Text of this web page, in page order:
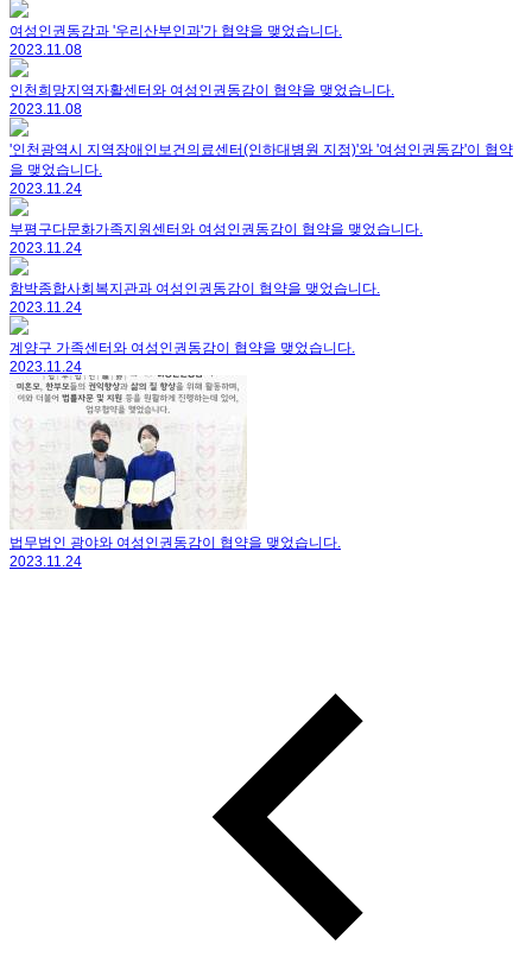
여성인권동감과 '우리산부인과'가 협약을 맺었습니다.
2023.11.08
인천희망지역자활센터와 여성인권동감이 협약을 맺었습니다.
2023.11.08
'인천광역시 지역장애인보건의료센터(인하대병원 지정)'와 '여성인권동감'이 협약
을 맺었습니다.
2023.11.24
부평구다문화가족지원센터와 여성인권동감이 협약을 맺었습니다.
2023.11.24
함박종합사회복지관과 여성인권동감이 협약을 맺었습니다.
2023.11.24
계양구 가족센터와 여성인권동감이 협약을 맺었습니다.
2023.11.24
법무법인 광야와 여성인권동감이 협약을 맺었습니다.
2023.11.24